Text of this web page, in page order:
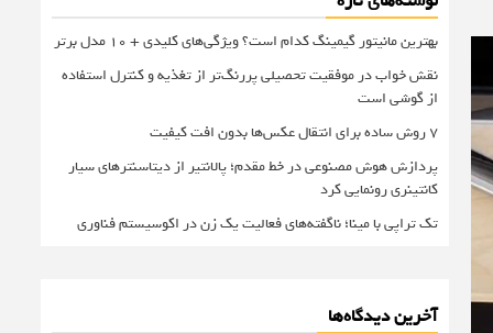
بهترین مانیتور گیمینگ کدام است؟ ویژگی‌های کلیدی + 10 مدل برتر
نقش خواب در موفقیت تحصیلی پررنگ‌تر از تغذیه و کنترل استفاده
از گوشی است
۷ روش ساده برای انتقال عکس‌ها بدون افت کیفیت
پردازش هوش مصنوعی در خط مقدم؛ پالانتیر از دیتاسنترهای سیار
کانتینری رونمایی کرد
تک تراپی با مینا؛ ناگفته‌های فعالیت یک زن در اکوسیستم فناوری
آخرین دیدگاه‌ها